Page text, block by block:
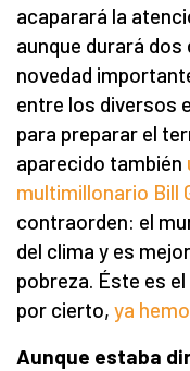
acaparará la
aunque durará dos
novedad
entre los diversos
para preparar el
aparecido también
multimillonario Bill
contraorden: el
del clima y es
pobreza. Éste es el
por cierto, ya
Aunque estaba